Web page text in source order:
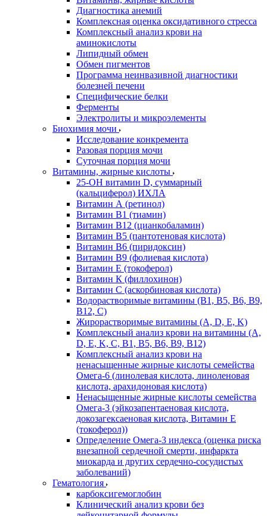
Диагностика анемий
Комплексная оценка оксидативного стресса
Комплексный анализ крови на
аминокислоты
Липидный обмен
Обмен пигментов
Программа неинвазивной диагностики
болезней печени
Специфические белки
Ферменты
Электролиты и микроэлементы
Биохимия мочи
Исследование конкремента
Разовая порция мочи
Суточная порция мочи
Витамины, жирные кислоты
25-OH витамин D, суммарный
(кальциферол) ИХЛА
Витамин А (ретинол)
Витамин В1 (тиамин)
Витамин В12 (цианкобаламин)
Витамин В5 (пантотеновая кислота)
Витамин В6 (пиридоксин)
Витамин В9 (фолиевая кислота)
Витамин Е (токоферол)
Витамин К (филлохинон)
Витамин С (аскорбиновая кислота)
Водорастворимые витамины (B1, B5, B6, В9,
В12, С)
Жирорастворимые витамины (A, D, E, K)
Комплексный анализ крови на витамины (A,
D, E, K, C, B1, B5, B6, В9, B12)
Комплексный анализ крови на
ненасыщенные жирные кислоты семейства
Омега-6 (линолевая кислота, линоленовая
кислота, арахидоновая кислота)
Ненасыщенные жирные кислоты семейства
Омега-3 (эйкозапентаеновая кислота,
докозагексаеновая кислота, Витамин E
(токоферол))
Определение Омега-3 индекса (оценка риска
внезапной сердечной смерти, инфаркта
миокарда и других сердечно-сосудистых
заболеваний)
Гематология
карбоксигемоглобин
Клинический анализ крови без